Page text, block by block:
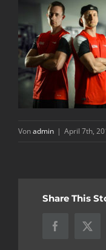
Vonadmin | April 7th,
Share This
Facebook
X